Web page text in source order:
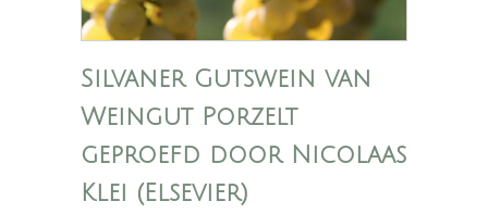
Silvaner Gutswein van
Weingut Porzelt
geproefd door Nicolaas
Klei (Elsevier)